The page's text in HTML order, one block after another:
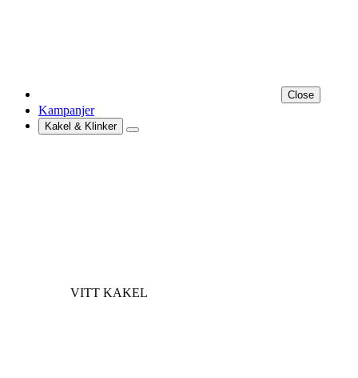
Close
Kampanjer
Kakel & Klinker
VITT KAKEL